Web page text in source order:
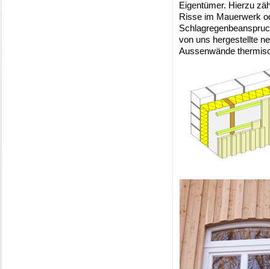
Eigentümer. Hierzu
Risse im Mauerwerk
von uns hergestellte
Aussenwände